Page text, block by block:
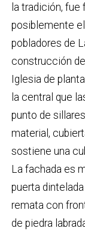
la tradición,
posiblemente
pobladores de
construcción
Iglesia de
la central que
punto de
material,
sostiene una
La fachada es
puerta
remata con
de piedra